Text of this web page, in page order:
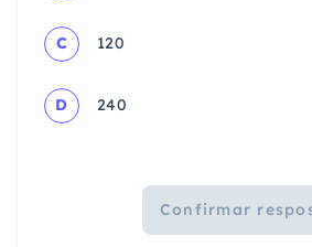
C 120
D 240
Confirmar